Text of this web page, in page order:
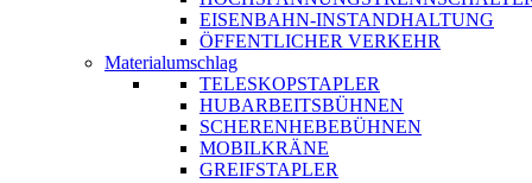
EISENBAHN-INSTANDHALTUNG
ÖFFENTLICHER VERKEHR
Materialumschlag
TELESKOPSTAPLER
HUBARBEITSBÜHNEN
SCHERENHEBEBÜHNEN
MOBILKRÄNE
GREIFSTAPLER